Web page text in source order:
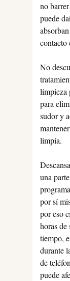
no
puede
contacto
No
limpieza
para
sudor y
limpia.
una
por sí
por eso
horas
tiempo,
durante
de
puede